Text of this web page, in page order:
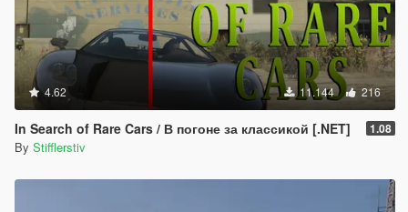
4.62 11.144 216
In Search of Rare Cars / В погоне за классикой [.NET] 1.08
By Stifflerstiv